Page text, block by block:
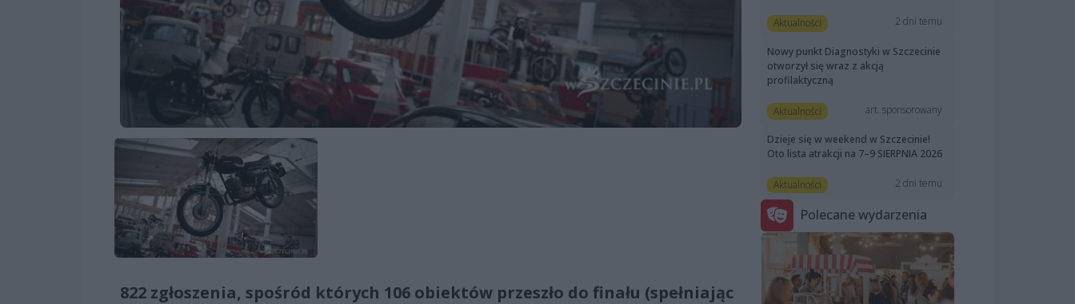
822 zgłoszenia, spośród których 106 obiektów przeszło do finału (spełniając
Aktualności 2 dni temu
Nowy punkt Diagnostyki w Szczecinie
otworzył się wraz z akcją
profilaktyczną
Aktualności art. sponsorowany
Dzieje się w weekend w Szczecinie!
Oto lista atrakcji na 7–9 SIERPNIA 2026
Aktualności 2 dni temu
Polecane wydarzenia